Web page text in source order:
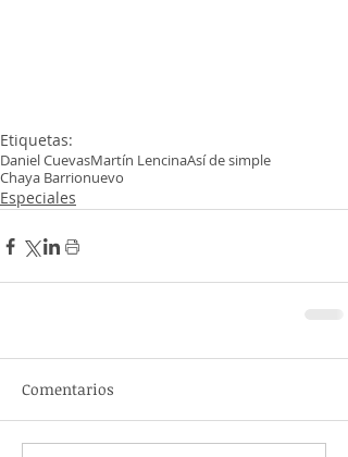
Etiquetas:
Daniel CuevasMartín LencinaAsí de simple
Chaya Barrionuevo
Especiales
Comentarios